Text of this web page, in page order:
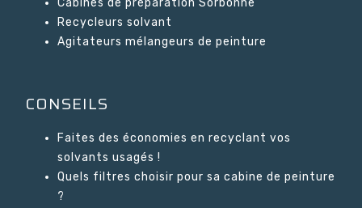
Recycleurs solvant
Agitateurs mélangeurs de peinture
CONSEILS
Faites des économies en recyclant vos
solvants usagés !
Quels filtres choisir pour sa cabine de peinture
?